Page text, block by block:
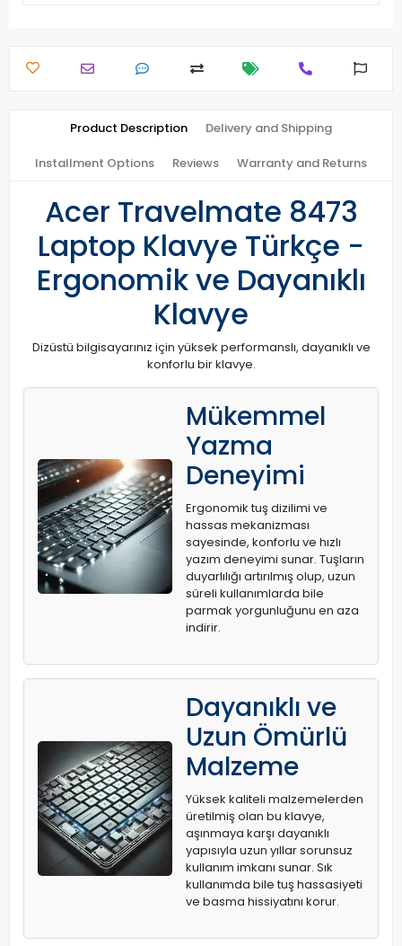
Product Description Delivery and Shipping
Installment Options Reviews Warranty and Returns
Acer Travelmate 8473
Laptop Klavye Türkçe -
Ergonomik ve Dayanıklı
Klavye
Dizüstü bilgisayarınız için yüksek performanslı, dayanıklı ve
konforlu bir klavye.
Mükemmel
Yazma
Deneyimi
Ergonomik tuş dizilimi ve
hassas mekanizması
sayesinde, konforlu ve hızlı
yazım deneyimi sunar. Tuşların
duyarlılığı artırılmış olup, uzun
süreli kullanımlarda bile
parmak yorgunluğunu en aza
indirir.
Dayanıklı ve
Uzun Ömürlü
Malzeme
Yüksek kaliteli malzemelerden
üretilmiş olan bu klavye,
aşınmaya karşı dayanıklı
yapısıyla uzun yıllar sorunsuz
kullanım imkanı sunar. Sık
kullanımda bile tuş hassasiyeti
ve basma hissiyatını korur.